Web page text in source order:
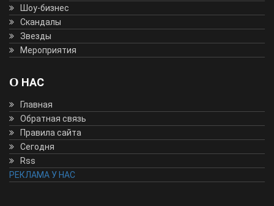
Шоу-бизнес
Скандалы
Звезды
Мероприятия
О НАС
Главная
Обратная связь
Правила сайта
Сегодня
Rss
РЕКЛАМА У НАС